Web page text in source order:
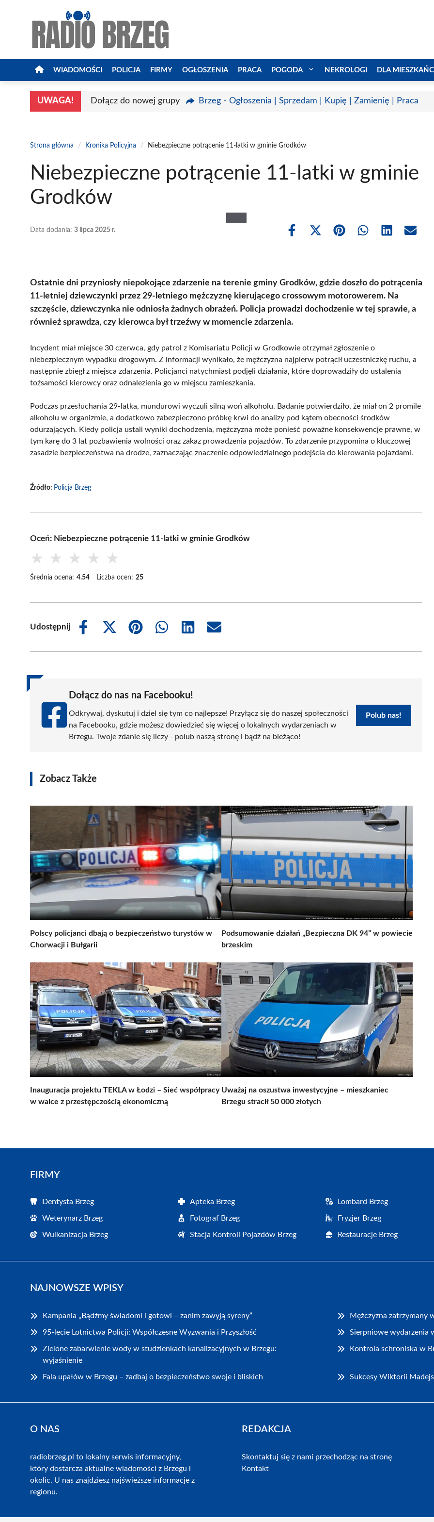
WIADOMOŚCI POLICJA FIRMY OGŁOSZENIA PRACA POGODA NEKROLOGI DLA
UWAGA! Dołącz do nowej grupy Brzeg - Ogłoszenia | Sprzedam | Kupię | Zamienię | Praca
Strona główna / Kronika Policyjna / Niebezpieczne potrącenie 11-latki w gminie Grodków
Niebezpieczne potrącenie 11-latki w gminie
Grodków
Data dodania: 3 lipca 2025 r.
Share
Share
(Twitter)
Share Share Share Share
Ostatnie dni przyniosły niepokojące zdarzenie na terenie gminy Grodków, gdzie doszło do potrącenia
11-letniej dziewczynki przez 29-letniego mężczyznę kierującego crossowym motorowerem. Na
szczęście, dziewczynka nie odniosła żadnych obrażeń. Policja prowadzi dochodzenie w tej sprawie, a
również sprawdza, czy kierowca był trzeźwy w momencie zdarzenia.
Incydent miał miejsce 30 czerwca, gdy patrol z Komisariatu Policji w Grodkowie otrzymał zgłoszenie o
niebezpiecznym wypadku drogowym. Z informacji wynikało, że mężczyzna najpierw potrącił uczestniczkę ruchu, a
następnie zbiegł z miejsca zdarzenia. Policjanci natychmiast podjęli działania, które doprowadziły do ustalenia
tożsamości kierowcy oraz odnalezienia go w miejscu zamieszkania.
Podczas przesłuchania 29-latka, mundurowi wyczuli silną woń alkoholu. Badanie potwierdziło, że miał on 2 promile
alkoholu w organizmie, a dodatkowo zabezpieczono próbkę krwi do analizy pod kątem obecności środków
odurzających. Kiedy policja ustali wyniki dochodzenia, mężczyzna może ponieść poważne konsekwencje prawne, w
tym karę do 3 lat pozbawienia wolności oraz zakaz prowadzenia pojazdów. To zdarzenie przypomina o kluczowej
zasadzie bezpieczeństwa na drodze, zaznaczając znaczenie odpowiedzialnego podejścia do kierowania pojazdami.
Źródło: Policja Brzeg
Oceń: Niebezpieczne potrącenie 11-latki w gminie Grodków
★ ★ ★ ★ ★
Średnia ocena: 4.54 Liczba ocen: 25
Udostępnij
Share
Share
(Twitter)
Share
Share
Share
Share
Dołącz do nas na Facebooku!
Odkrywaj, dyskutuj i dziel się tym co najlepsze! Przyłącz się do naszej społeczności
na Facebooku, gdzie możesz dowiedzieć się więcej o lokalnych wydarzeniach w
Brzegu. Twoje zdanie się liczy - polub naszą stronę i bądź na bieżąco!
Polub nas!
Zobacz Także
Polscy policjanci dbają o bezpieczeństwo turystów w
Chorwacji i Bułgarii
Podsumowanie działań „Bezpieczna DK 94” w powiecie
brzeskim
Inauguracja projektu TEKLA w Łodzi – Sieć współpracy
w walce z przestępczością ekonomiczną
Uważaj na oszustwa inwestycyjne – mieszkaniec
Brzegu stracił 50 000 złotych
FIRMY
Dentysta Brzeg Apteka Brzeg Lombard Brzeg
Weterynarz Brzeg Fotograf Brzeg Fryzjer Brzeg
Wulkanizacja Brzeg Stacja Kontroli Pojazdów Brzeg Restauracje Brzeg
NAJNOWSZE WPISY
Kampania „Bądźmy świadomi i gotowi – zanim zawyją syreny” Mężczyzna zatrzymany
95-lecie Lotnictwa Policji: Współczesne Wyzwania i Przyszłość Sierpniowe wydarzenia
Zielone zabarwienie wody w studzienkach kanalizacyjnych w Brzegu:
wyjaśnienie
Kontrola schroniska w
Fala upałów w Brzegu – zadbaj o bezpieczeństwo swoje i bliskich Sukcesy Wiktorii
O NAS
radiobrzeg.pl to lokalny serwis informacyjny,
który dostarcza aktualne wiadomości z Brzegu i
okolic. U nas znajdziesz najświeższe informacje z
regionu.
REDAKCJA
Skontaktuj się z nami przechodząc na stronę
Kontakt